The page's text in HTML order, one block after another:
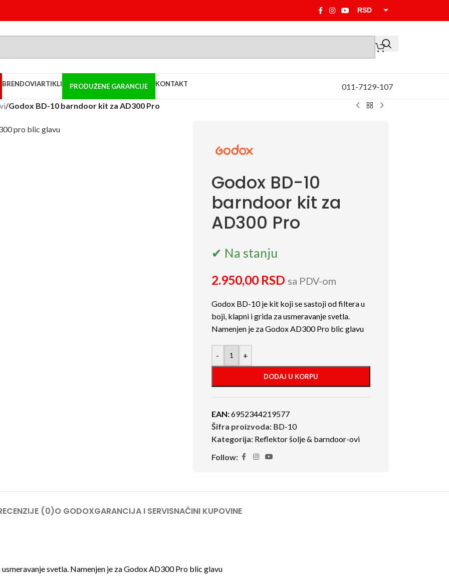
RSD
BRENDOVIARTIKLI PRODUŽENE GARANCIJE KONTAKT 011-7129-107
/Godox BD-10 barndoor kit za AD300 Pro
Godox BD-10
barndoor kit za
AD300 Pro
✔ Na stanju
2.950,00 RSD sa PDV-om
Godox BD-10 je kit koji se sastoji od filtera u
boji, klapni i grida za usmeravanje svetla.
Namenjen je za Godox AD300 Pro blic glavu
- +
DODAJ U KORPU
EAN:6952344219577
Šifra proizvoda: BD-10
Kategorija: Reflektor šolje & barndoor-ovi
Follow:
(0)O GODOXGARANCIJA I SERVISNAČINI KUPOVINE
svetla. Namenjen je za Godox AD300 Pro blic glavu